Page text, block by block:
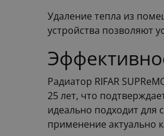
Удаление тепла из
устройства позволяют
Радиатор RIFAR
25 лет, что
идеально подходит для
применение актуально